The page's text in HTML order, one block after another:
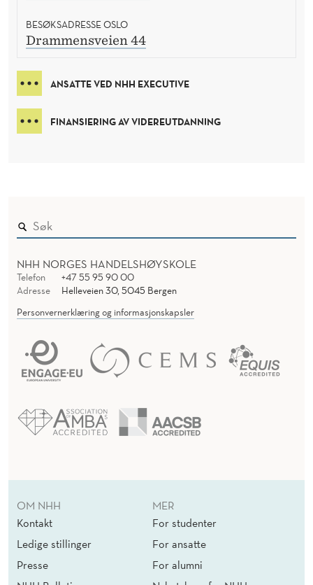
BESØKSADRESSE OSLO
Drammensveien 44
ANSATTE VED NHH EXECUTIVE
FINANSIERING AV VIDEREUTDANNING
NHH NORGES HANDELSHØYSKOLE
Telefon
+47 55 95 90 00
Adresse
Helleveien 30, 5045 Bergen
Personvernerklæring og informasjonskapsler
OM NHH
Kontakt
Ledige stillinger
Presse
MER
For studenter
For ansatte
For alumni